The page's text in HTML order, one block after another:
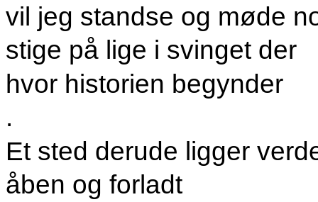
vil jeg standse og møde
stige på lige i svinget der
hvor historien begynder
.
Et sted derude ligger
åben og forladt